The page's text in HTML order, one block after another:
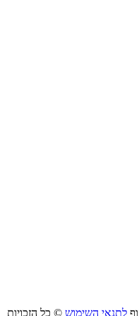
לתנאי השימוש © כל הזכויות